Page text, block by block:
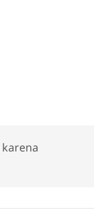
karena